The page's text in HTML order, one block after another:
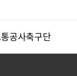
공사축구단